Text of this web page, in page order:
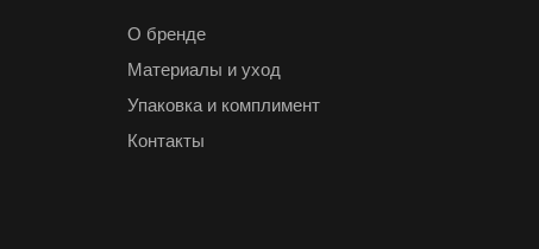
О бренде
Материалы и уход
Упаковка и комплимент
Контакты